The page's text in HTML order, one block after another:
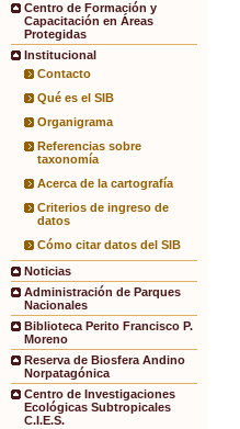
Centro de Formación y
Capacitación en Áreas
Protegidas
Institucional
Contacto
Qué es el SIB
Organigrama
Referencias sobre
taxonomía
Acerca de la cartografía
Criterios de ingreso de
datos
Cómo citar datos del SIB
Noticias
Administración de Parques
Nacionales
Biblioteca Perito Francisco P.
Moreno
Reserva de Biosfera Andino
Norpatagónica
Centro de Investigaciones
Ecológicas Subtropicales
C.I.E.S.